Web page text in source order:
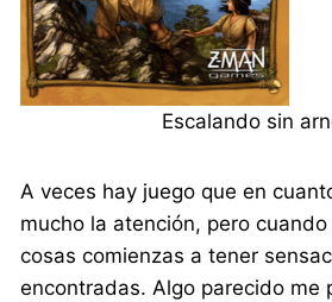
Escalando sin
A veces hay juego que en
mucho la atención, pero
cosas comienzas a tener
encontradas. Algo parecido me